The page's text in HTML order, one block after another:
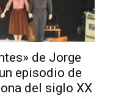
de Jorge
episodio de
del siglo XX